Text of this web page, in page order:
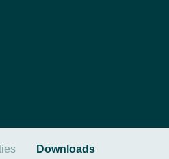
Downloads